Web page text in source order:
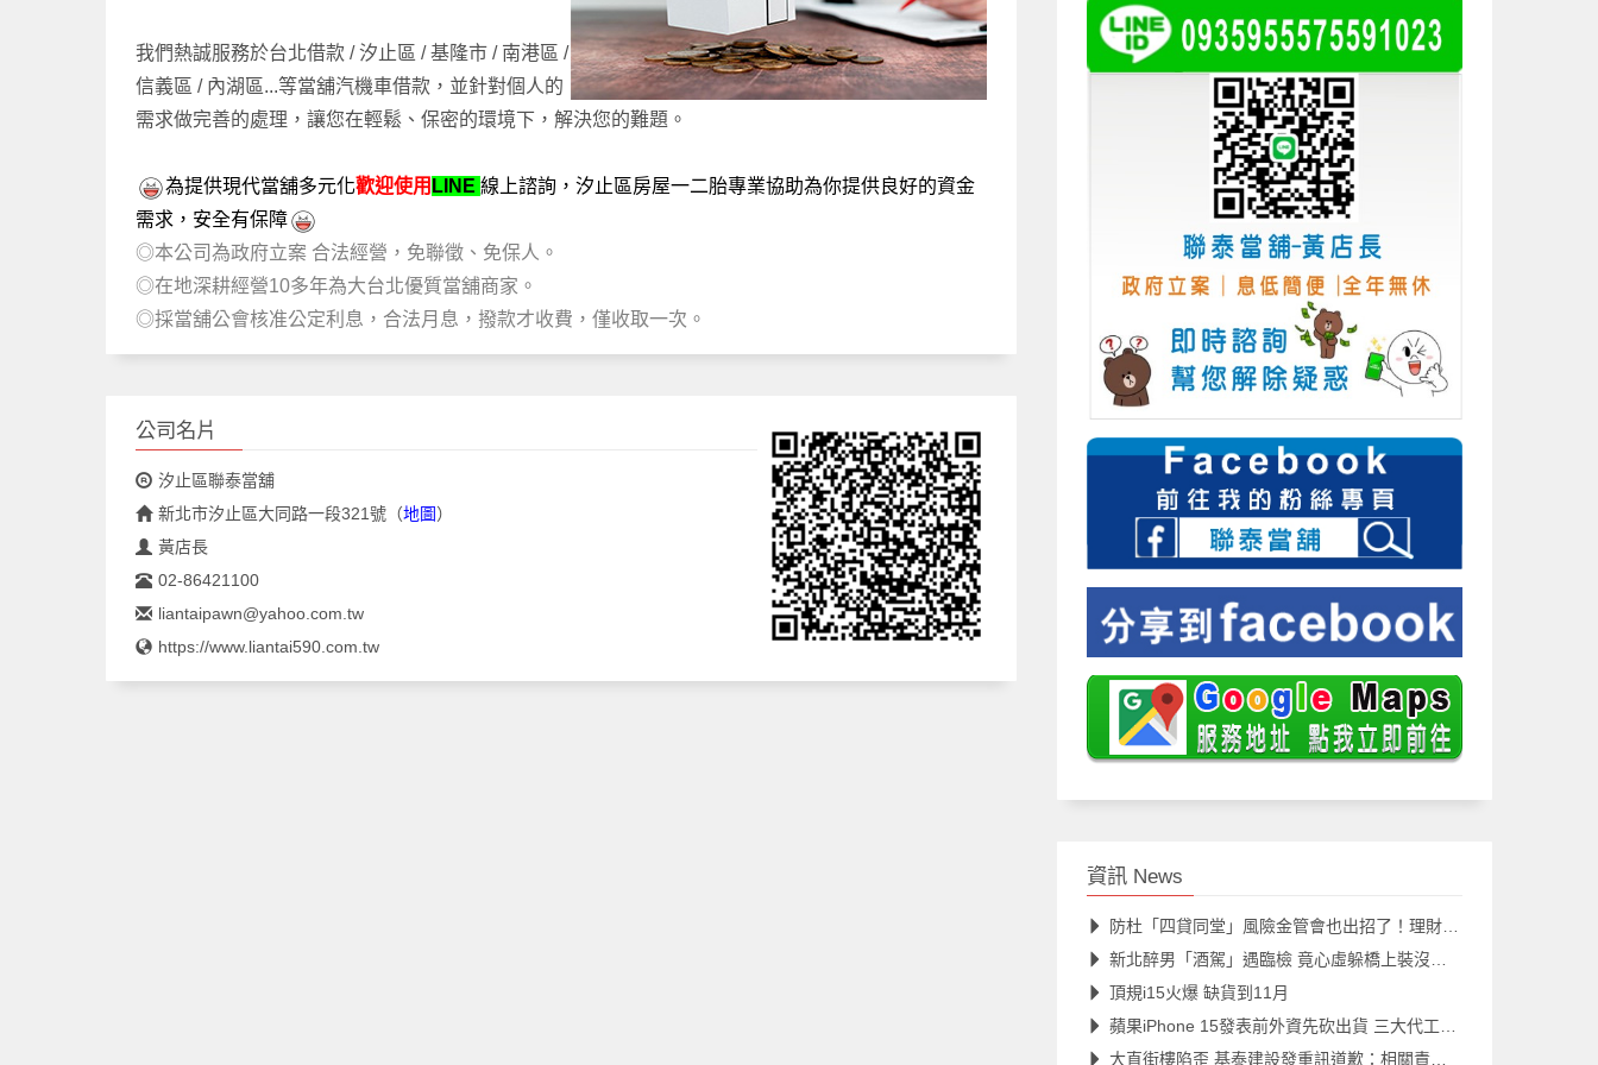
我們熱誠服務於台北借款 / 汐止區 / 基隆市 / 南港區 /
信義區 / 內湖區...等當舖汽機車借款，並針對個人的
需求做完善的處理，讓您在輕鬆、保密的環境下，解決您的難題。
為提供現代當舖多元化歡迎使用 LINE 線上諮詢，汐止區房屋一二胎專業協助為你提供良好的資金
需求，安全有保障
◎本公司為政府立案 合法經營，免聯徵、免保人。
◎在地深耕經營10多年為大台北優質當舖商家。
◎採當舖公會核准公定利息，合法月息，撥款才收費，僅收取一次。
公司名片
汐止區聯泰當舖
新北市汐止區大同路一段321號 （地圖）
黃店長
02-86421100
liantaipawn@yahoo.com.tw
https://www.liantai590.com.tw
資訊 News
防杜「四貸同堂」風險金管會也出招了！理財周轉金申報10月上路
新北醉男「酒駕」遇臨檢 竟心虛躲橋上裝沒事仍遭逮
頂規i15火爆 缺貨到11月
蘋果iPhone 15發表前外資先砍出貨 三大代工廠搶食鴻海
大直街樓陷歪 基泰建設發重訊道歉：相關責任絕不推卸